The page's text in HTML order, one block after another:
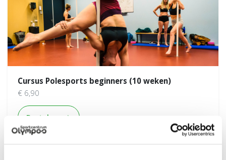
Cursus Polesports beginners (10 weken)
€ 6,90
Bestel nu Cursus Polesports beginners (10 weken)